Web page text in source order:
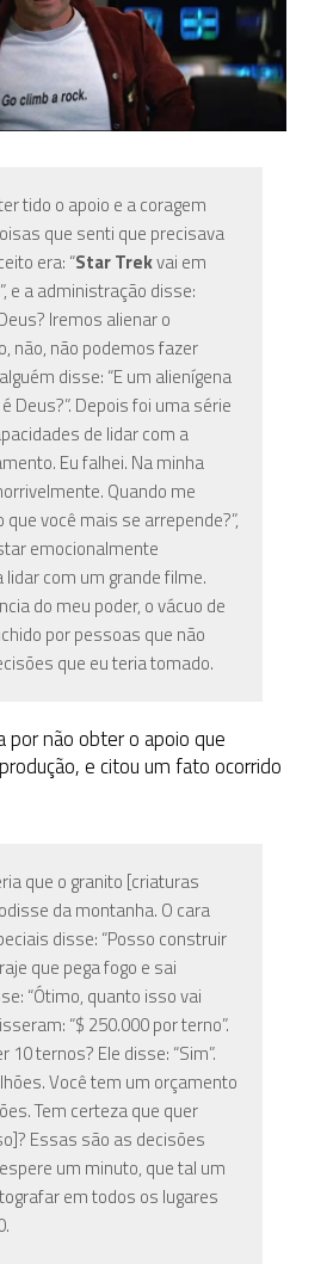
tido o apoio e a coragem
que senti que precisava
era: “Star Trekvai em
e a administração disse:
Iremos alienar o
não, não podemos fazer
disse: “E um alienígena
Deus?”. Depois foi uma série
de lidar com a
Eu falhei. Na minha
Quando me
que você mais se arrepende?”,
emocionalmente
lidar com um grande filme.
do meu poder, o vácuo de
por pessoas que não
que eu teria tomado.
não obter o apoio que
e citou um fato ocorrido
que o granito [criaturas
da montanha. O cara
disse: “Posso construir
que pega fogo e sai
“Ótimo, quanto isso vai
“$ 250.000 por terno”.
10 ternos? Ele disse: “Sim”.
Você tem um orçamento
Tem certeza que quer
Essas são as decisões
um minuto, que tal um
em todos os lugares